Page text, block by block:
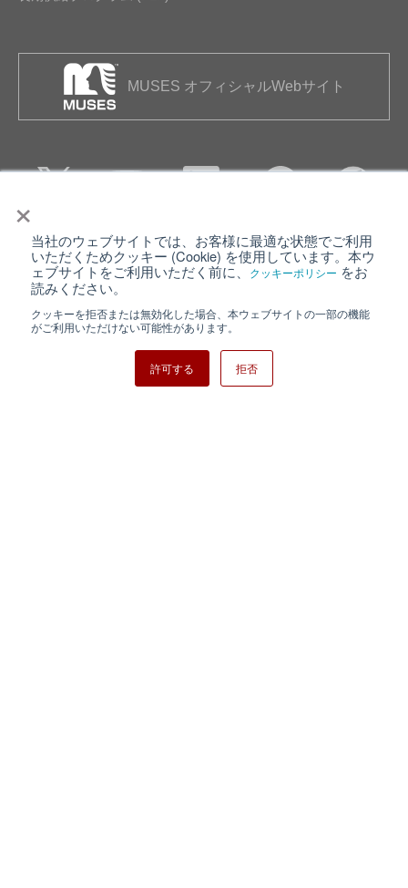
×
当社のウェブサイトでは、お客様に最適な状態でご利用
いただくためクッキー (Cookie) を使用しています。本ウ
ェブサイトをご利用いただく前に、
クッキーポリシー をお
読みください。
クッキーを拒否または無効化した場合、本ウェブサイトの一部の機能
がご利用いただけない可能性があります。
許可する 拒否
MUSES オフィシャルWebサイト
個人情報保護について ウェブサイト利用規約
クッキーポリシー
日清紡ホールディングス
Copyright ⓒ Nisshinbo Micro Devices Inc. All Rights Reserved.